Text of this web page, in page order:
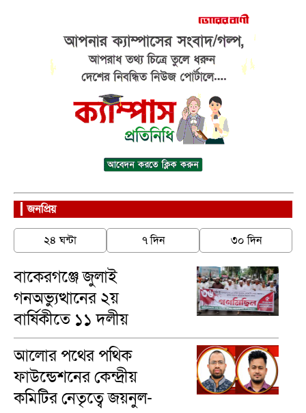
জনপ্রিয়
২৪ ঘন্টা ৭ দিন ৩০ দিন
বাকেরগঞ্জে জুলাই
গনঅভ্যুত্থানের ২য়
বার্ষিকীতে ১১ দলীয়
ঐক্যের গণমিছিল
আলোর পথের পথিক
ফাউন্ডেশনের কেন্দ্রীয়
কমিটির নেতৃত্বে জয়নুল-